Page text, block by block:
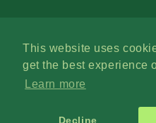
This website uses
get the best experience
Learn more
Decline